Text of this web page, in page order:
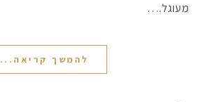
מעוגל.…
להמשך קריאה...